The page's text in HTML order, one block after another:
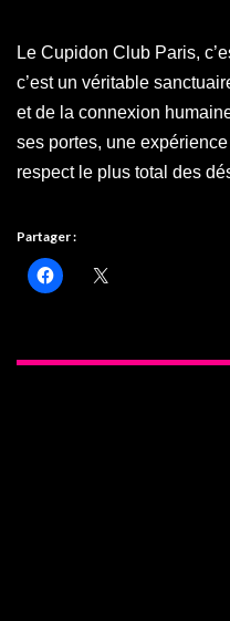
Le Cupidon Club Paris,
c’est un véritable
et de la connexion
ses portes, une
respect le plus total des
Partager :